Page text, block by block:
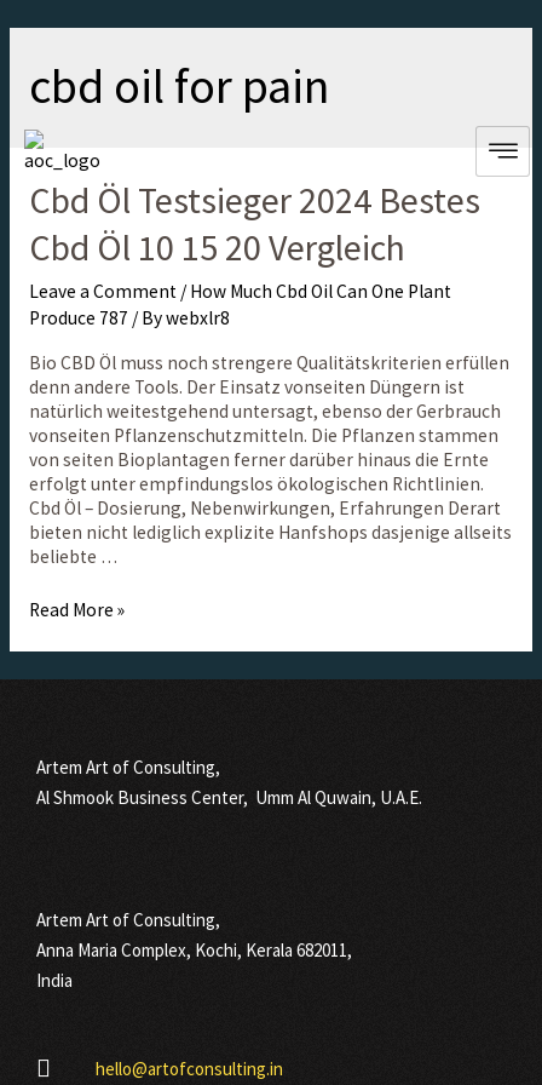
cbd oil for pain
Cbd Öl Testsieger 2024 Bestes
Cbd Öl 10 15 20 Vergleich
Leave a Comment / How Much Cbd Oil Can One Plant
Produce 787 / Bywebxlr8
Bio CBD Öl muss noch strengere Qualitätskriterien erfüllen
denn andere Tools. Der Einsatz vonseiten Düngern ist
natürlich weitestgehend untersagt, ebenso der Gerbrauch
vonseiten Pflanzenschutzmitteln. Die Pflanzen stammen
von seiten Bioplantagen ferner darüber hinaus die Ernte
erfolgt unter empfindungslos ökologischen Richtlinien.
Cbd Öl – Dosierung, Nebenwirkungen, Erfahrungen Derart
bieten nicht lediglich explizite Hanfshops dasjenige allseits
beliebte …
Read More »
Artem Art of Consulting,
Al Shmook Business Center, Umm Al Quwain, U.A.E.
Artem Art of Consulting,
Anna Maria Complex, Kochi, Kerala 682011,
India
hello@artofconsulting.in